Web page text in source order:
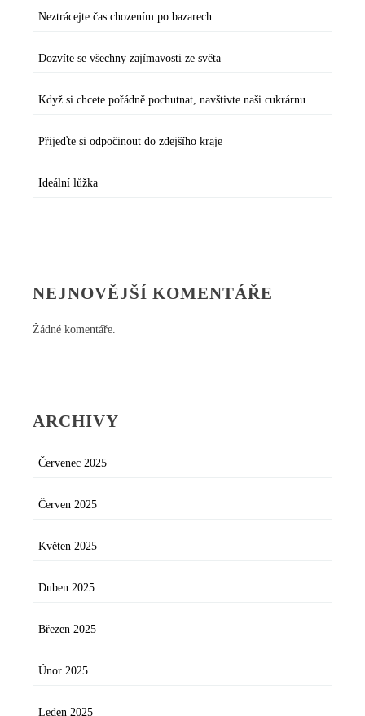
Neztrácejte čas chozením po bazarech
Dozvíte se všechny zajímavosti ze světa
Když si chcete pořádně pochutnat, navštivte naši cukrárnu
Přijeďte si odpočinout do zdejšího kraje
Ideální lůžka
NEJNOVĚJŠÍ KOMENTÁŘE
Žádné komentáře.
ARCHIVY
Červenec 2025
Červen 2025
Květen 2025
Duben 2025
Březen 2025
Únor 2025
Leden 2025